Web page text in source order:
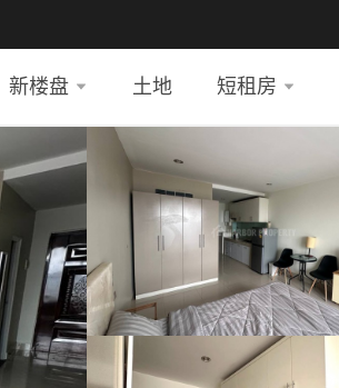
新楼盘 土地 短租房